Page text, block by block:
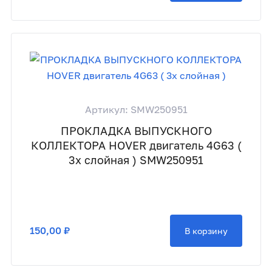
Артикул: SMW250951
ПРОКЛАДКА ВЫПУСКНОГО
КОЛЛЕКТОРА HOVER двигатель 4G63 (
3х слойная ) SMW250951
150,00 ₽ В корзину